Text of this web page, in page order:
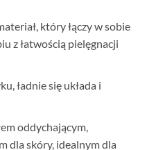
który łączy w sobie
z łatwością pielęgnacji
ładnie się układa i
oddychającym,
dla skóry, idealnym dla